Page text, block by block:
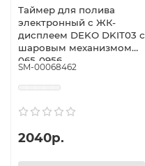
Таймер для полива
электронный c ЖК-
дисплеем DEKO DKIT03 с
шаровым механизмом
065-0956
SM-00068462
2040р.